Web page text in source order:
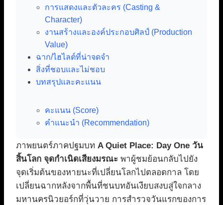
การแสดงและตัวละคร (Casting &
Character)
งานสร้างและองค์ประกอบศิลป์ (Production
Value)
ฉาก/ไฮไลต์ที่น่าจดจำ
สิ่งที่ชอบและไม่ชอบ
บทสรุปและคะแนน
คะแนน (Score)
คำแนะนำ (Recommendation)
ภาพยนตร์ภาคปฐมบท A Quiet Place: Day One วัน
สิ้นโลก จุดกำเนิดเสียงมรณะ พาผู้ชมย้อนกลับไปยัง
จุดเริ่มต้นของหายนะที่เปลี่ยนโลกไปตลอดกาล โดย
เปลี่ยนฉากหลังจากพื้นที่ชนบทอันเงียบสงบสู่ใจกลาง
มหานครนิวยอร์กที่วุ่นวาย การสำรวจวันแรกของการ